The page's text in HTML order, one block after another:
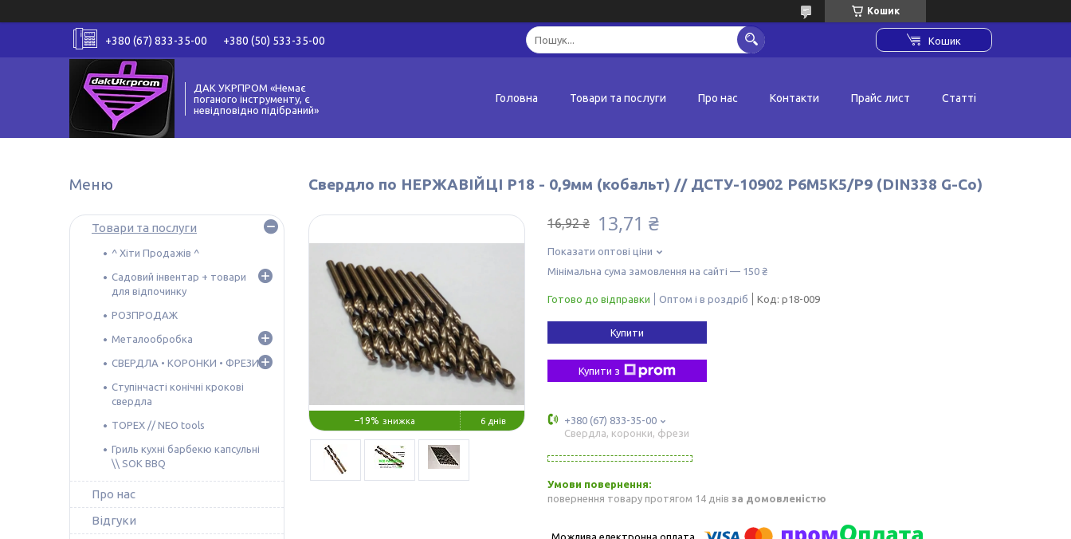
Кошик
+380 (67) 833-35-00 +380 (50) 533-35-00 Кошик
ДАК УКРПРОМ «Немає
поганого інструменту, є
невідповідно підібраний»
Головна Товари та послуги Про нас Контакти Прайс лист Статті
Свердло по НЕРЖАВІЙЦІ Р18 - 0,9мм (кобальт) // ДСТУ-10902 Р6М5К5/Р9 (DIN338 G-Co)
–19% 6 днів
16,92 ₴ 13,71 ₴
Показати оптові ціни
Мінімальна сума замовлення на сайті — 150 ₴
Готово до відправки Оптом і в роздріб Код: р18-009
Купити
Купити з
+380 (67) 833-35-00
Свердла, коронки, фрези
повернення товару протягом 14 днів за домовленістю
Товари та послуги
^ Хіти Продажів ^
Садовий інвентар + товари
для відпочинку
РОЗПРОДАЖ
Металообробка
СВЕРДЛА • КОРОНКИ • ФРЕЗИ
Ступінчасті конічні крокові
свердла
TOPEX // NEO tools
Гриль кухні барбекю капсульні
\\ SOK BBQ
Про нас
Відгуки